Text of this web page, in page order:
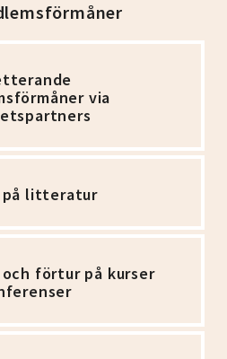
via
på litteratur
förtur på kurser